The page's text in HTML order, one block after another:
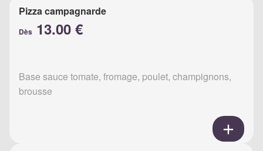
Pizza campagnarde
Dès 13.00 €
Base sauce tomate, fromage, poulet, champignons,
brousse